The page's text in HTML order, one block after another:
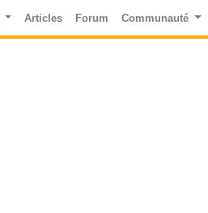
Articles Forum Communauté